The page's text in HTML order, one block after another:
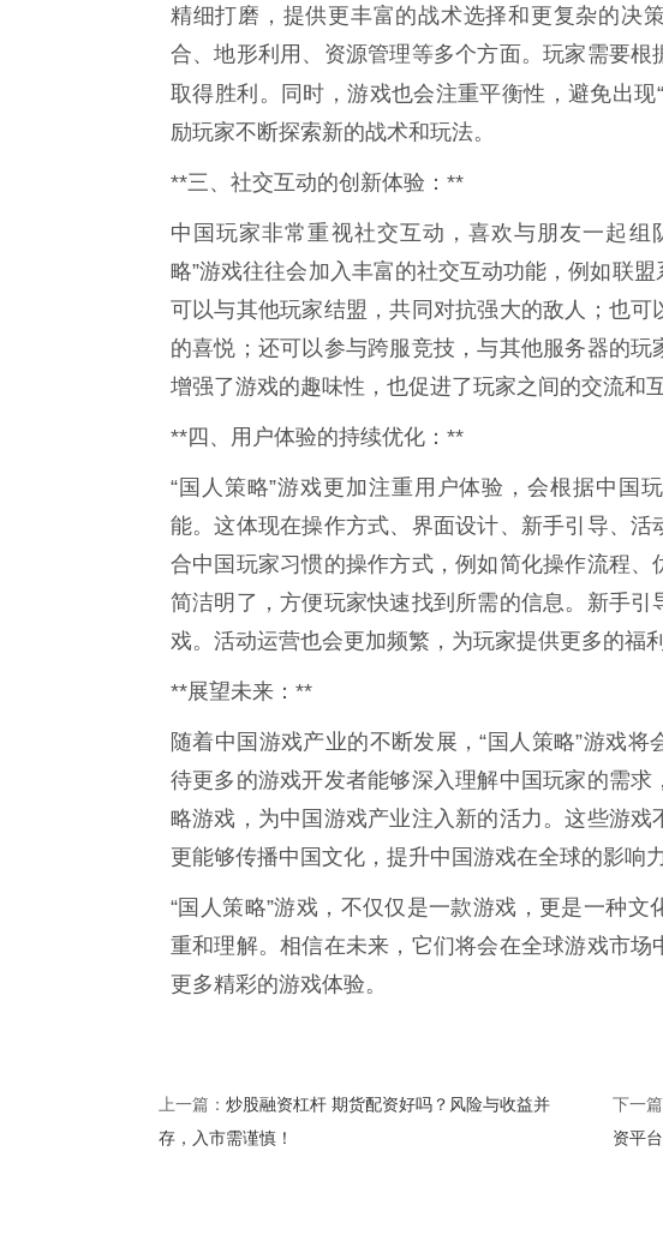
精细打磨，提供更丰富的战术选择和更复杂的决
合、地形利用、资源管理等多个方面。玩家需要
取得胜利。同时，游戏也会注重平衡性，避免出现
励玩家不断探索新的战术和玩法。
**三、社交互动的创新体验：**
中国玩家非常重视社交互动，喜欢与朋友一起组
略”游戏往往会加入丰富的社交互动功能，例如联
可以与其他玩家结盟，共同对抗强大的敌人；也可
的喜悦；还可以参与跨服竞技，与其他服务器的
增强了游戏的趣味性，也促进了玩家之间的交流和互
**四、用户体验的持续优化：**
“国人策略”游戏更加注重用户体验，会根据中国
能。这体现在操作方式、界面设计、新手引导、
合中国玩家习惯的操作方式，例如简化操作流程
简洁明了，方便玩家快速找到所需的信息。新手
戏。活动运营也会更加频繁，为玩家提供更多的福
**展望未来：**
随着中国游戏产业的不断发展，“国人策略”游戏
待更多的游戏开发者能够深入理解中国玩家的需
略游戏，为中国游戏产业注入新的活力。这些游戏
更能够传播中国文化，提升中国游戏在全球的影响力
“国人策略”游戏，不仅仅是一款游戏，更是一种
重和理解。相信在未来，它们将会在全球游戏市
更多精彩的游戏体验。
上一篇： 炒股融资杠杆 期货配资好吗？风险与收益并
存，入市需谨慎！
下一篇
资平